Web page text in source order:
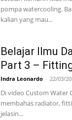
pompa watercooling.
kalian yang mau...
Belajar Ilmu
Part 3 –
Indra Leonardo - 22/03/
Di video Custom Water
membahas radiator,
jelasin...